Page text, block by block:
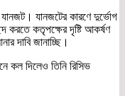
যানজটের কারণে দুর্ভোগ
করতে কতৃপক্ষের দৃষ্টি আকর্ষণ
দাবি জানাচ্ছি।
কল দিলেও তিনি রিসিভ